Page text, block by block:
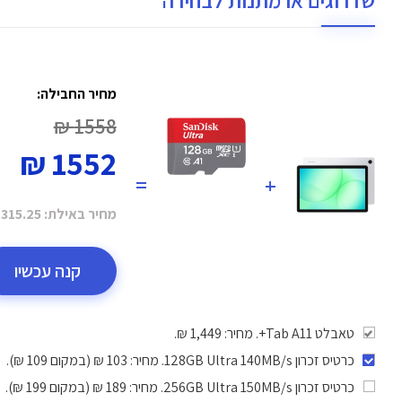
+
=
מחיר החבילה:
1558 ₪
1552 ₪
מחיר באילת: ₪
קנה עכשיו
טאבלט Tab A11+. מחיר: 1,449 ₪.
כרטיס זכרון 128GB Ultra 140MB/s
. מחיר: 103 ₪ (במקום 109 ₪).
כרטיס זכרון 256GB Ultra 150MB/s
. מחיר: 189 ₪ (במקום 199 ₪).